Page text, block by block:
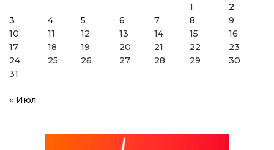
1
2
3
4 5 6 7 8
9
10
11 12 13 14 15
16
17
18 19 20 21 22
23
24
25 26 27 28 29
30
31
« Июл